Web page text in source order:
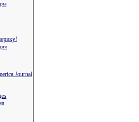
Journal